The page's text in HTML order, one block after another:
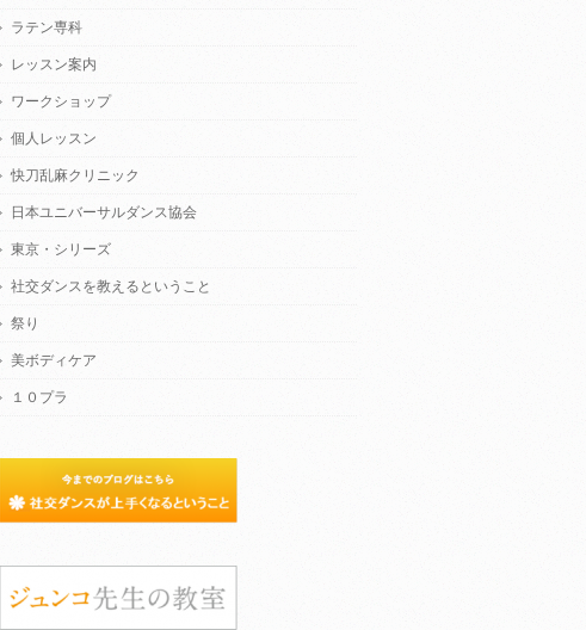
ラテン専科
レッスン案内
ワークショップ
個人レッスン
快刀乱麻クリニック
日本ユニバーサルダンス協会
東京・シリーズ
社交ダンスを教えるということ
祭り
美ボディケア
１０プラ